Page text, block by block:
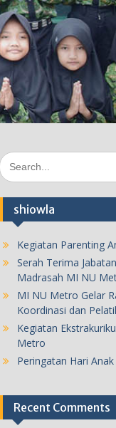
Search
for:
shiowla
Kegiatan Parenting
Serah Terima
Madrasah MI NU
MI NU Metro Gelar
Koordinasi dan
Kegiatan
Metro
Peringatan Hari
Recent Comments